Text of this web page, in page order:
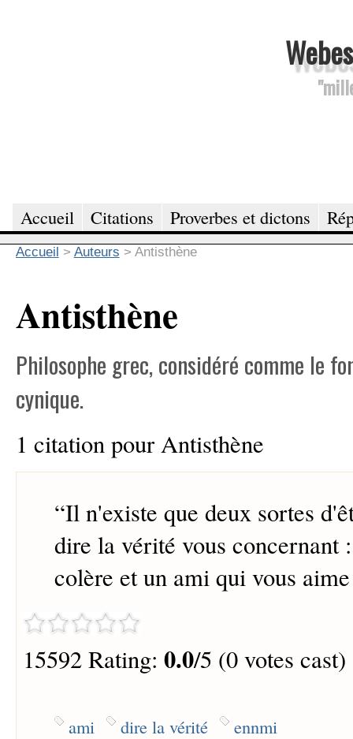
Accueil Citations Proverbes et dictons
Accueil > Auteurs > Antisthène
Antisthène
Philosophe grec, considéré comme le
cynique.
1 citation pour Antisthène
“Il n'existe que deux sortes
dire la vérité vous concernant
colère et un ami qui vous
15592 Rating: 0.0/5 (0 votes cast)
ami dire la vérité ennmi